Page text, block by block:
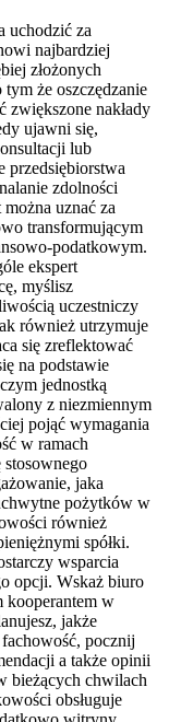
uchodzić za
najbardziej
złożonych
że oszczędzanie
zwiększone nakłady
ujawni się,
lub
zdolności
uznać za
transformującym
podatkowym.
ekspert
myślisz
uczestniczy
również utrzymuje
się zreflektować
na podstawie
jednostką
z niezmiennym
pojąć wymagania
w ramach
jaka
pożytków w
również
spółki.
wsparcia
opcji. Wskaż biuro
kooperantem w
jakże
pocznij
a także opinii
bieżących chwilach
obsługuje